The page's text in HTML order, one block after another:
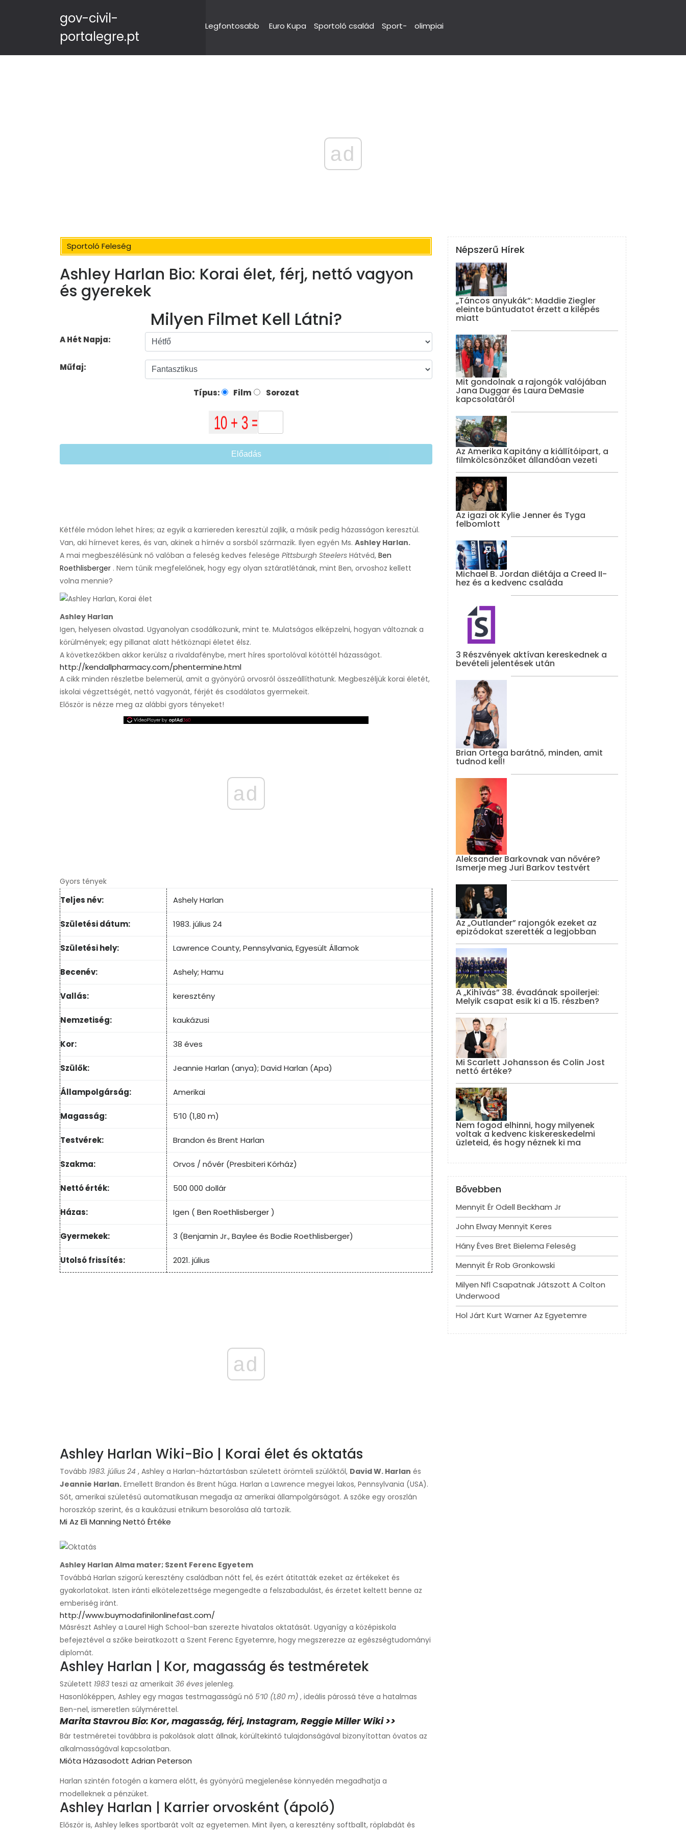
gov-civil-
portalegre.pt
Legfontosabb Euro Kupa Sportoló család Sport- olimpiai
ad
Sportoló Feleség
Ashley Harlan Bio: Korai élet, férj, nettó vagyon
és gyerekek
Milyen Filmet Kell Látni?
A Hét Napja:
Műfaj:
Típus: Film Sorozat
Előadás
Kétféle módon lehet híres; az egyik a karriereden keresztül zajlik, a másik pedig házasságon keresztül.
Van, aki hírnevet keres, és van, akinek a hírnév a sorsból származik. Ilyen egyén Ms. Ashley Harlan.
A mai megbeszélésünk nő valóban a feleség kedves felesége Pittsburgh Steelers Hátvéd, Ben
Roethlisberger . Nem tűnik megfelelőnek, hogy egy olyan sztáratlétának, mint Ben, orvoshoz kellett
volna mennie?
Ashley Harlan
Igen, helyesen olvastad. Ugyanolyan csodálkozunk, mint te. Mulatságos elképzelni, hogyan változnak a
körülmények; egy pillanat alatt hétköznapi életet élsz.
A következőkben akkor kerülsz a rivaldafénybe, mert híres sportolóval kötöttél házasságot.
http://kendallpharmacy.com/phentermine.html
A cikk minden részletbe belemerül, amit a gyönyörű orvosról összeállíthatunk. Megbeszéljük korai életét,
iskolai végzettségét, nettó vagyonát, férjét és csodálatos gyermekeit.
Először is nézze meg az alábbi gyors tényeket!
ad
Gyors tények
Teljes név: Ashely Harlan
Születési dátum: 1983. július 24
Születési hely: Lawrence County, Pennsylvania, Egyesült Államok
Becenév: Ashely; Hamu
Vallás: keresztény
Nemzetiség: kaukázusi
Kor: 38 éves
Szülők: Jeannie Harlan (anya); David Harlan (Apa)
Állampolgárság: Amerikai
Magasság: 5’10 (1,80 m)
Testvérek: Brandon és Brent Harlan
Szakma: Orvos / nővér (Presbiteri Kórház)
Nettó érték: 500 000 dollár
Házas: Igen (Ben Roethlisberger)
Gyermekek: 3 (Benjamin Jr., Baylee és Bodie Roethlisberger)
Utolsó frissítés: 2021. július
ad
Ashley Harlan Wiki-Bio | Korai élet és oktatás
Tovább 1983. július 24 , Ashley a Harlan-háztartásban született örömteli szülőktől, David W. Harlan és
Jeannie Harlan. Emellett Brandon és Brent húga. Harlan a Lawrence megyei lakos, Pennsylvania (USA).
Sőt, amerikai születésű automatikusan megadja az amerikai állampolgárságot. A szőke egy oroszlán
horoszkóp szerint, és a kaukázusi etnikum besorolása alá tartozik.
Mi Az Eli Manning Nettó Értéke
Ashley Harlan Alma mater; Szent Ferenc Egyetem
Továbbá Harlan szigorú keresztény családban nőtt fel, és ezért átitatták ezeket az értékeket és
gyakorlatokat. Isten iránti elkötelezettsége megengedte a felszabadulást, és érzetet keltett benne az
emberiség iránt.
http://www.buymodafinilonlinefast.com/
Másrészt Ashley a Laurel High School-ban szerezte hivatalos oktatását. Ugyanígy a középiskola
befejeztével a szőke beiratkozott a Szent Ferenc Egyetemre, hogy megszerezze az egészségtudományi
diplomát.
Ashley Harlan | Kor, magasság és testméretek
Született 1983 teszi az amerikait 36 éves jelenleg.
Hasonlóképpen, Ashley egy magas testmagasságú nő 5’10 (1,80 m) , ideális párossá téve a hatalmas
Ben-nel, ismeretlen súlymérettel.
Marita Stavrou Bio: Kor, magasság, férj, Instagram, Reggie Miller Wiki >>
Bár testméretei továbbra is pakolások alatt állnak, körültekintő tulajdonságával bizonyítottan óvatos az
alkalmasságával kapcsolatban.
Mióta Házasodott Adrian Peterson
Harlan szintén fotogén a kamera előtt, és gyönyörű megjelenése könnyedén megadhatja a
modelleknek a pénzüket.
Ashley Harlan | Karrier orvosként (ápoló)
Először is, Ashley lelkes sportbarát volt az egyetemen. Mint ilyen, a keresztény softballt, röplabdát és
Népszerű Hírek
„Táncos anyukák”: Maddie Ziegler
eleinte bűntudatot érzett a kilépés
miatt
Mit gondolnak a rajongók valójában
Jana Duggar és Laura DeMasie
kapcsolatáról
Az Amerika Kapitány a kiállítóipart, a
filmkölcsönzőket állandóan vezeti
Az igazi ok Kylie Jenner és Tyga
felbomlott
Michael B. Jordan diétája a Creed II-
hez és a kedvenc családa
3 Részvények aktívan kereskednek a
bevételi jelentések után
Brian Ortega barátnő, minden, amit
tudnod kell!
Aleksander Barkovnak van nővére?
Ismerje meg Juri Barkov testvért
Az „Outlander” rajongók ezeket az
epizódokat szerették a legjobban
A „Kihívás” 38. évadának spoilerjei:
Melyik csapat esik ki a 15. részben?
Mi Scarlett Johansson és Colin Jost
nettó értéke?
Nem fogod elhinni, hogy milyenek
voltak a kedvenc kiskereskedelmi
üzleteid, és hogy néznek ki ma
Bővebben
Mennyit Ér Odell Beckham Jr
John Elway Mennyit Keres
Hány Éves Bret Bielema Feleség
Mennyit Ér Rob Gronkowski
Milyen Nfl Csapatnak Játszott A Colton
Underwood
Hol Járt Kurt Warner Az Egyetemre